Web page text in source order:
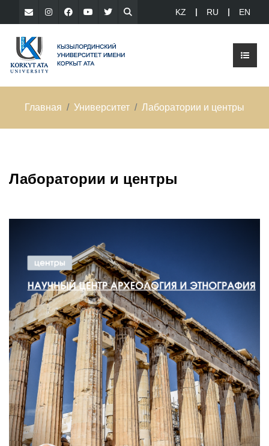
KZ RU EN
Главная Университет Лаборатории и центры
Лаборатории и центры